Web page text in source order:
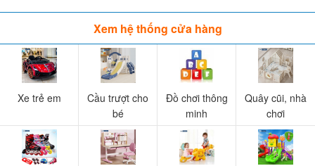
Xem hệ thống cửa hàng
Xe trẻ em
Cầu trượt cho
bé
Đồ chơi thông
minh
Quây cũi, nhà
chơi